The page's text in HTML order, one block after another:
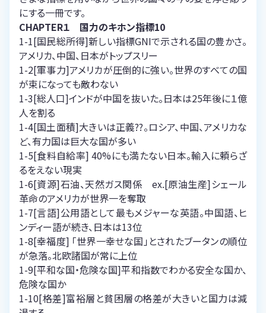
にする一冊です。
CHAPTER１ 国力のキホン指標10
1-1[国民総所得]新しい指標GNIで示される国の豊かさ。
アメリカ、中国、日本がトップスリー
1-2[軍事力]アメリカが圧倒的に強い。世界のすべての国
が束になっても敵わない
1-3[総人口]インドが中国を抜いた。日本は25年後に１億
人を割る
1-4[国土面積]大きいは正義??。ロシア、中国、アメリカな
ど、有力国は巨大な国が多い
1-5[食料自給率] 40%にも満たない日本。輸入に頼らざ
るをえない現実
1-6[資源]石油、天然ガス関係 ex.[原油生産]シェール
革命のアメリカが世界一を奪取
1-7[言語]公用語として最もメジャーな英語。中国語、ヒ
ンディー語が続き、日本は13位
1-8[幸福度] 「世界一幸せな国」とされたブータンの順位
が急落。北欧諸国が常に上位
1-9[平和な国・危険な国]平和指数でわかる安全な国か、
危険な国か
1-10[格差]富裕層と貧困層の格差が大きいと国力は減